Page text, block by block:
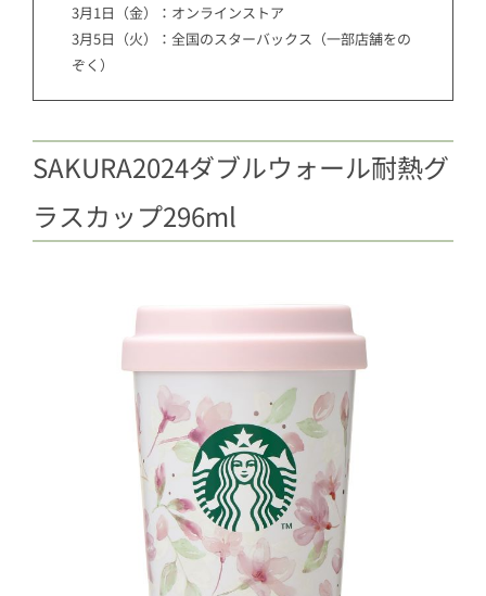
3月1日（金）：オンラインストア
3月5日（火）：全国のスターバックス（一部店舗をの
ぞく）
SAKURA2024ダブルウォール耐熱グ
ラスカップ296ml